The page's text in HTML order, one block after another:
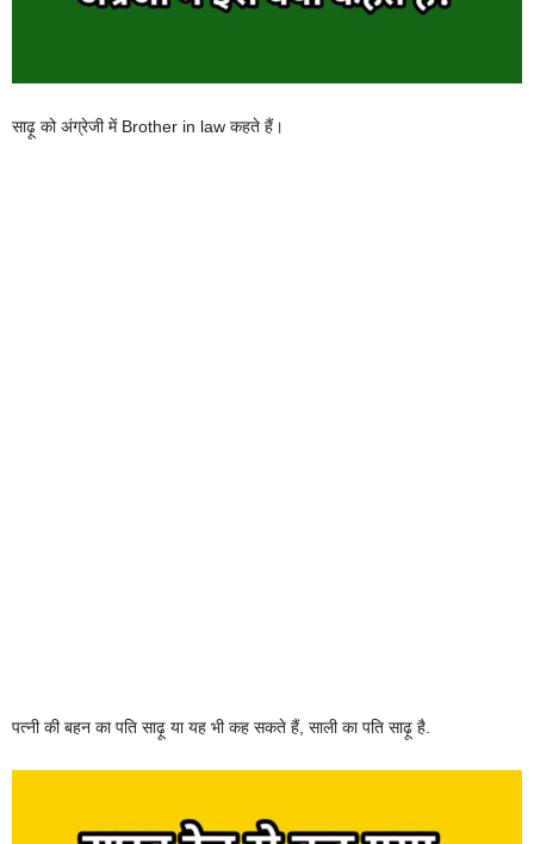
साढ़ू को अंग्रेजी में Brother in law कहते हैं।
पत्नी की बहन का पति साढ़ू या यह भी कह सकते हैं, साली का पति साढ़ू है.